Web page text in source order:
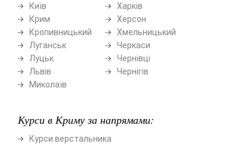
Київ
Крим
Кропивницький
Луганськ
Луцьк
Львів
Миколаїв
Харків
Херсон
Хмельницький
Черкаси
Чернівці
Чернігів
Курси в Криму за напрямами:
Курси верстальника